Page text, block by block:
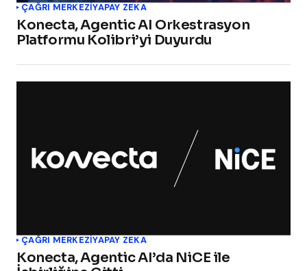
ÇAĞRI MERKEZIYAPAY ZEKA
Konecta, Agentic AI Orkestrasyon
Platformu Kolibri’yi Duyurdu
ÇAĞRI MERKEZIYAPAY ZEKA
Konecta, Agentic AI’da NiCE ile